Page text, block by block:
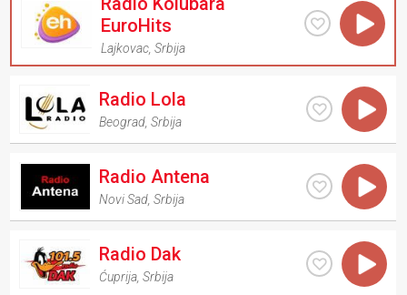
EuroHits
Lajkovac ,Srbija
Radio Lola
Beograd ,Srbija
Radio Antena
Novi Sad ,Srbija
Radio Dak
Ćuprija ,Srbija